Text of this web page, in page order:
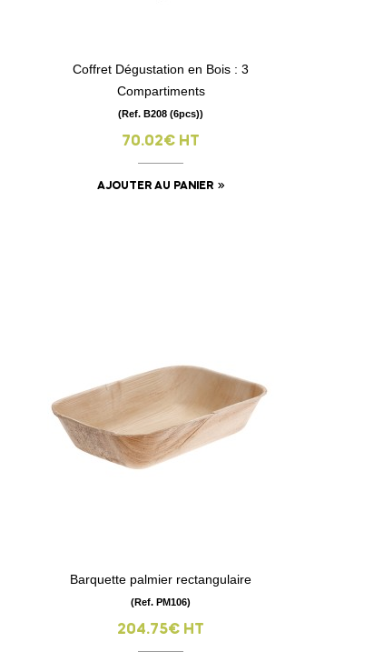
visibility
Coffret Dégustation en Bois : 3
Compartiments
(Ref. B208 (6pcs))
70.02€ HT
AJOUTER AU PANIER
visibility
Barquette palmier rectangulaire
(Ref. PM106)
204.75€ HT